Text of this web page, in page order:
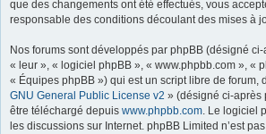
que des changements ont été effectués, vous
responsable des conditions découlant des mises à
Nos forums sont développés par phpBB (désigné
« leur », « logiciel phpBB », « www.phpbb.com », «
« Équipes phpBB ») qui est un script libre de forum,
GNU General Public License v2 » (désigné ci-après
être téléchargé depuis www.phpbb.com. Le logiciel
les discussions sur Internet. phpBB Limited n’est